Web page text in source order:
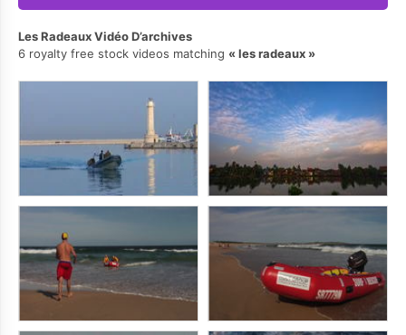
Les Radeaux Vidéo D’archives
6 royalty free stock videos matching
les radeaux